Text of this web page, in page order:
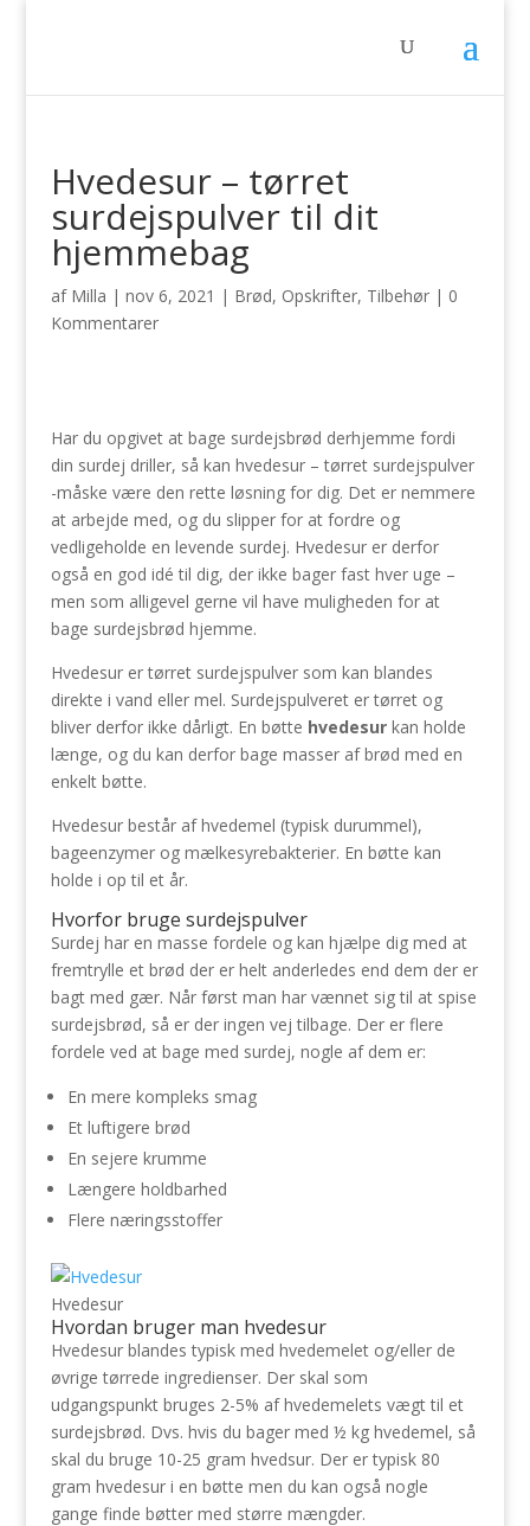
Hvedesur – tørret
surdejspulver til dit
hjemmebag
af Milla | nov 6, 2021 | Brød, Opskrifter, Tilbehør| 0
Kommentarer
Har du opgivet at bage surdejsbrød derhjemme fordi
din surdej driller, så kan hvedesur – tørret surdejspulver
-måske være den rette løsning for dig. Det er nemmere
at arbejde med, og du slipper for at fordre og
vedligeholde en levende surdej. Hvedesur er derfor
også en god idé til dig, der ikke bager fast hver uge –
men som alligevel gerne vil have muligheden for at
bage surdejsbrød hjemme.
Hvedesur er tørret surdejspulver som kan blandes
direkte i vand eller mel. Surdejspulveret er tørret og
bliver derfor ikke dårligt. En bøtte hvedesurkan holde
længe, og du kan derfor bage masser af brød med en
enkelt bøtte.
Hvedesur består af hvedemel (typisk durummel),
bageenzymer og mælkesyrebakterier. En bøtte kan
holde i op til et år.
Hvorfor bruge surdejspulver
Surdej har en masse fordele og kan hjælpe dig med at
fremtrylle et brød der er helt anderledes end dem der er
bagt med gær. Når først man har vænnet sig til at spise
surdejsbrød, så er der ingen vej tilbage. Der er flere
fordele ved at bage med surdej, nogle af dem er:
En mere kompleks smag
Et luftigere brød
En sejere krumme
Længere holdbarhed
Flere næringsstoffer
Hvedesur
Hvordan bruger man hvedesur
Hvedesur blandes typisk med hvedemelet og/eller de
øvrige tørrede ingredienser. Der skal som
udgangspunkt bruges 2-5% af hvedemelets vægt til et
surdejsbrød. Dvs. hvis du bager med ½ kg hvedemel, så
skal du bruge 10-25 gram hvedsur. Der er typisk 80
gram hvedesur i en bøtte men du kan også nogle
gange finde bøtter med større mængder.